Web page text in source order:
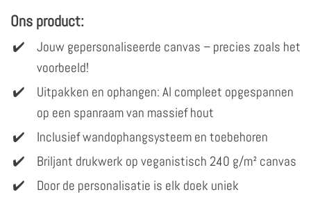
Ons product:
Jouw gepersonaliseerde canvas – precies zoals het
voorbeeld!
Uitpakken en ophangen: Al compleet opgespannen
op een spanraam van massief hout
Inclusief wandophangsysteem en toebehoren
Briljant drukwerk op veganistisch 240 g/m² canvas
Door de personalisatie is elk doek uniek